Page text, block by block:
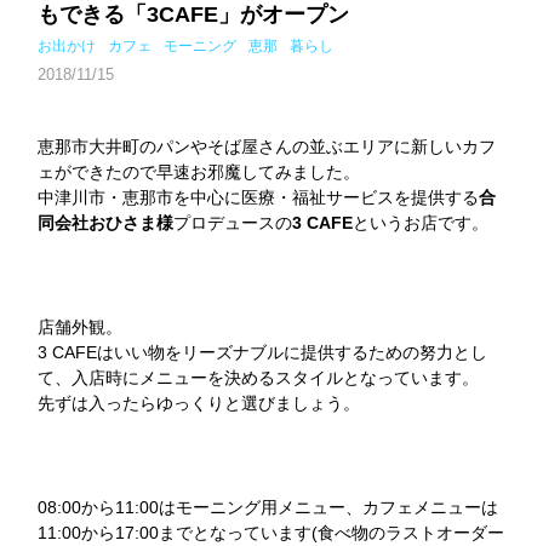
もできる「3CAFE」がオープン
お出かけ カフェ モーニング 恵那 暮らし
2018/11/15
恵那市大井町のパンやそば屋さんの並ぶエリアに新しいカフ
ェができたので早速お邪魔してみました。
中津川市・恵那市を中心に医療・福祉サービスを提供する合
同会社おひさま様プロデュースの3 CAFEというお店です。
店舗外観。
3 CAFEはいい物をリーズナブルに提供するための努力とし
て、入店時にメニューを決めるスタイルとなっています。
先ずは入ったらゆっくりと選びましょう。
08:00から11:00はモーニング用メニュー、カフェメニューは
11:00から17:00までとなっています(食べ物のラストオーダー